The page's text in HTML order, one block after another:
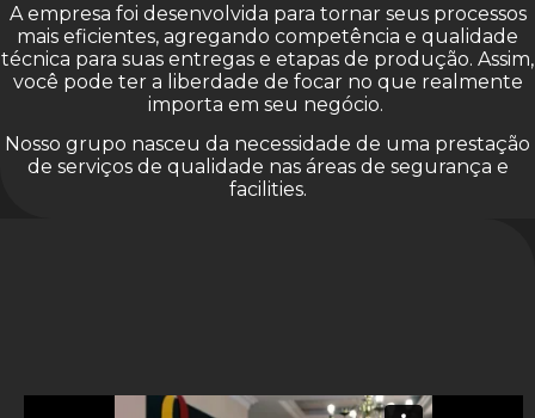
A empresa foi desenvolvida para tornar seus processos
mais eficientes, agregando competência e qualidade
técnica para suas entregas e etapas de produção. Assim,
você pode ter a liberdade de focar no que realmente
importa em seu negócio.
Nosso grupo nasceu da necessidade de uma prestação
de serviços de qualidade nas áreas de segurança e
facilities.